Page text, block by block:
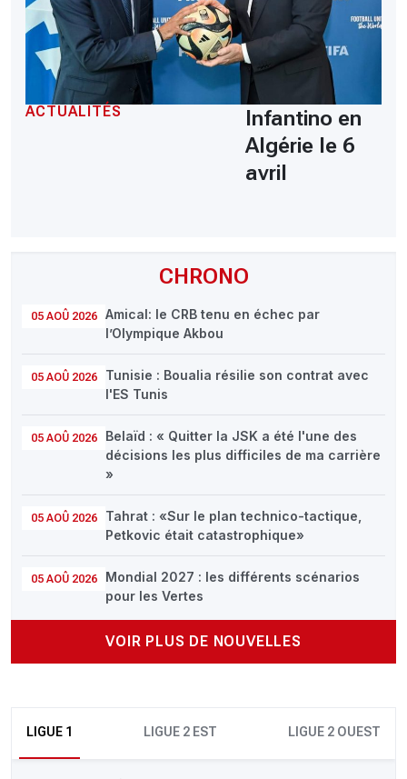
CHRONO
05 AOÛ 2026
Amical: le CRB tenu en échec par
l’Olympique Akbou
05 AOÛ 2026
Tunisie : Boualia résilie son contrat avec
l'ES Tunis
05 AOÛ 2026
Belaïd : « Quitter la JSK a été l'une des
décisions les plus difficiles de ma carrière
»
05 AOÛ 2026
Tahrat : «Sur le plan technico-tactique,
Petkovic était catastrophique»
05 AOÛ 2026
Mondial 2027 : les différents scénarios
pour les Vertes
VOIR PLUS DE NOUVELLES
LIGUE 1 LIGUE 2 EST LIGUE 2 OUEST
ACTUALITÉS
Infantino en
Algérie le 6
avril